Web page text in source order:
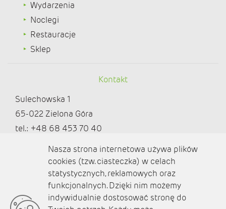
Wydarzenia
Noclegi
Restauracje
Sklep
Kontakt
Sulechowska 1
65-022 Zielona Góra
tel.: +48 68 453 70 40
redakcja@ziemialubuska.pl |
marketing@ziemialubuska.pl
Media społecznościowe
Nasza strona internetowa używa plików
cookies (tzw. ciasteczka) w celach
statystycznych, reklamowych oraz
funkcjonalnych. Dzięki nim możemy
indywidualnie dostosować stronę do